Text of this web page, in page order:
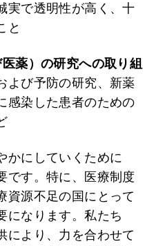
実で透明性が高く、十
と
薬）の研究への取り組
よび予防の研究、新薬
感染した患者のための
かにしていくために
です。特に、医療制度
資源不足の国にとって
になります。私たち
により、力を合わせて